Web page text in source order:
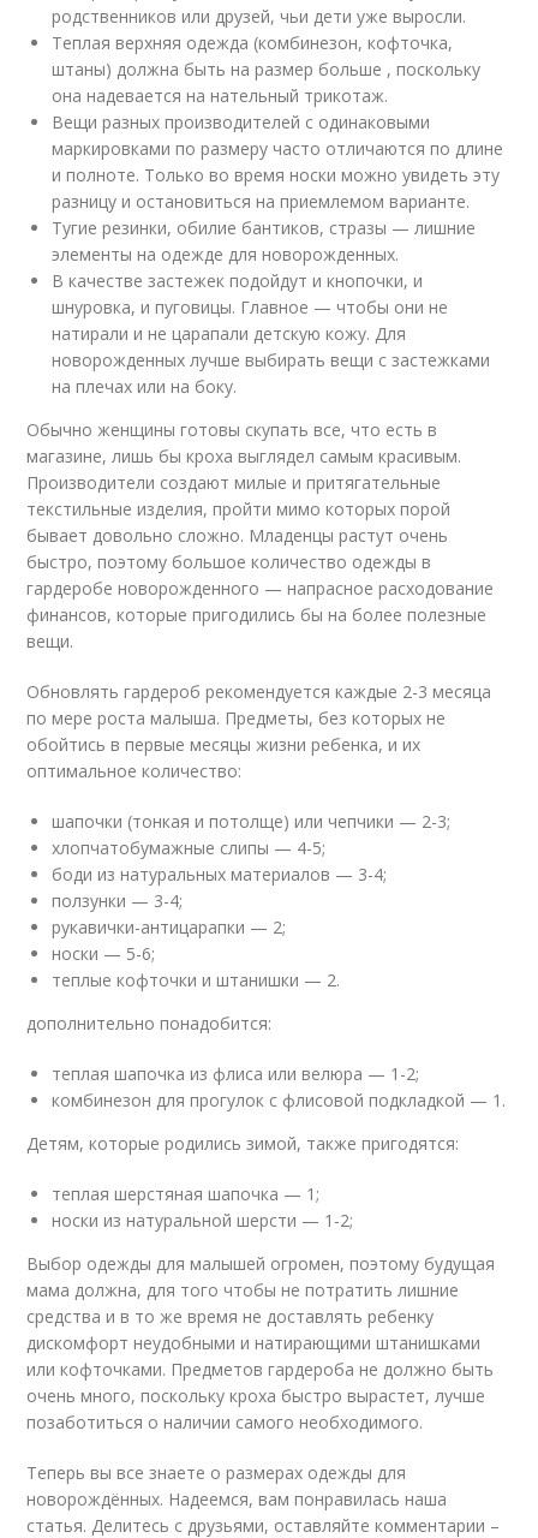
родственников или друзей, чьи дети уже выросли.
Теплая верхняя одежда (комбинезон, кофточка,
штаны) должна быть на размер больше , поскольку
она надевается на нательный трикотаж.
Вещи разных производителей с одинаковыми
маркировками по размеру часто отличаются по длине
и полноте. Только во время носки можно увидеть эту
разницу и остановиться на приемлемом варианте.
Тугие резинки, обилие бантиков, стразы — лишние
элементы на одежде для новорожденных.
В качестве застежек подойдут и кнопочки, и
шнуровка, и пуговицы. Главное — чтобы они не
натирали и не царапали детскую кожу. Для
новорожденных лучше выбирать вещи с застежками
на плечах или на боку.
Обычно женщины готовы скупать все, что есть в
магазине, лишь бы кроха выглядел самым красивым.
Производители создают милые и притягательные
текстильные изделия, пройти мимо которых порой
бывает довольно сложно. Младенцы растут очень
быстро, поэтому большое количество одежды в
гардеробе новорожденного — напрасное расходование
финансов, которые пригодились бы на более полезные
вещи.
Обновлять гардероб рекомендуется каждые 2-3 месяца
по мере роста малыша. Предметы, без которых не
обойтись в первые месяцы жизни ребенка, и их
оптимальное количество:
шапочки (тонкая и потолще) или чепчики — 2-3;
хлопчатобумажные слипы — 4-5;
боди из натуральных материалов — 3-4;
ползунки — 3-4;
рукавички-антицарапки — 2;
носки — 5-6;
теплые кофточки и штанишки — 2.
дополнительно понадобится:
теплая шапочка из флиса или велюра — 1-2;
комбинезон для прогулок с флисовой подкладкой — 1.
Детям, которые родились зимой, также пригодятся:
теплая шерстяная шапочка — 1;
носки из натуральной шерсти — 1-2;
Выбор одежды для малышей огромен, поэтому будущая
мама должна, для того чтобы не потратить лишние
средства и в то же время не доставлять ребенку
дискомфорт неудобными и натирающими штанишками
или кофточками. Предметов гардероба не должно быть
очень много, поскольку кроха быстро вырастет, лучше
позаботиться о наличии самого необходимого.
Теперь вы все знаете о размерах одежды для
новорождённых. Надеемся, вам понравилась наша
статья. Делитесь с друзьями, оставляйте комментарии –